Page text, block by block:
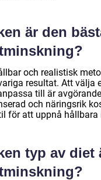
är den
och realistisk
resultat. Att välja
till är
och näringsrik
för att uppnå hållbara
typ av diet